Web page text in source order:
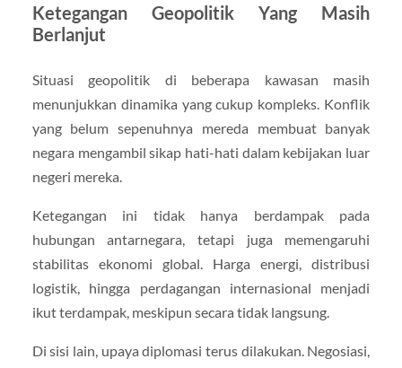
Ketegangan Geopolitik Yang Masih
Berlanjut
Situasi geopolitik di beberapa kawasan masih
menunjukkan dinamika yang cukup kompleks. Konflik
yang belum sepenuhnya mereda membuat banyak
negara mengambil sikap hati-hati dalam kebijakan luar
negeri mereka.
Ketegangan ini tidak hanya berdampak pada
hubungan antarnegara, tetapi juga memengaruhi
stabilitas ekonomi global. Harga energi, distribusi
logistik, hingga perdagangan internasional menjadi
ikut terdampak, meskipun secara tidak langsung.
Di sisi lain, upaya diplomasi terus dilakukan. Negosiasi,